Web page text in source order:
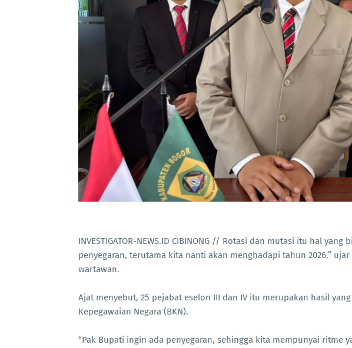
INVESTIGATOR-NEWS.ID CIBINONG // Rotasi dan mutasi itu hal
penyegaran, terutama kita nanti akan menghadapi tahun 2026,”
wartawan.
Ajat menyebut, 25 pejabat eselon III dan IV itu merupakan hasil
Kepegawaian Negara (BKN).
“Pak Bupati ingin ada penyegaran, sehingga kita mempunyai ritme